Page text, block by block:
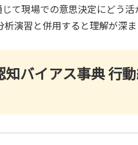
て現場での意思決定にどう活
演習と併用すると理解が深ま
バイアス事典 行